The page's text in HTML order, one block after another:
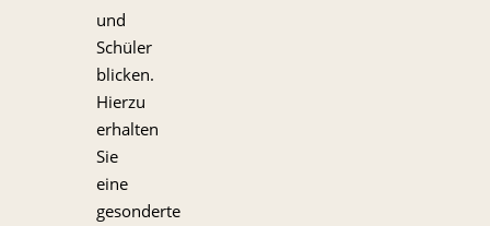
und
Schüler
blicken.
Hierzu
erhalten
Sie
eine
gesonderte